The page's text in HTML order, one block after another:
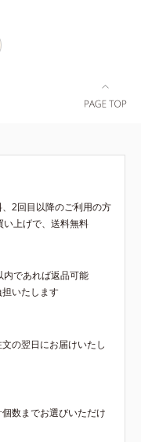
2回目以降のご利用の方
い上げで、送料無料
であれば返品可能
いたします
の翌日にお届けいたし
数までお選びいただけ